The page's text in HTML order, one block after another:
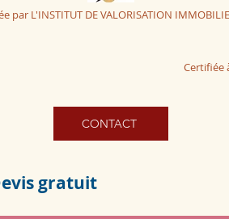
par L'INSTITUT DE VALORISATION
Certifiée
CONTACT
gratuit